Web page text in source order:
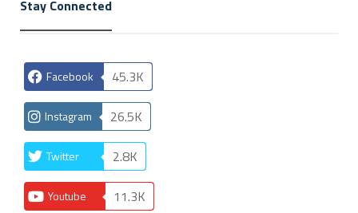
Stay Connected
Facebook 45.3K
Instagram 26.5K
Twitter 2.8K
Youtube 11.3K